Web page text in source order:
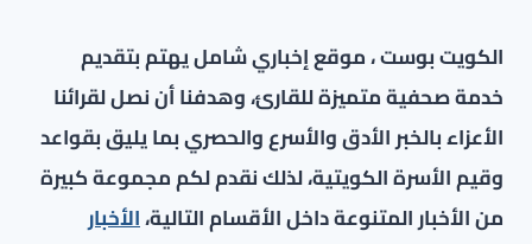
الكويت بوست ، موقع إخباري شامل يهتم بتقديم
خدمة صحفية متميزة للقارئ، وهدفنا أن نصل لقرائنا
الأعزاء بالخبر الأدق والأسرع والحصري بما يليق بقواعد
وقيم الأسرة الكويتية، لذلك نقدم لكم مجموعة كبيرة
من الأخبار المتنوعة داخل الأقسام التالية،الأخبار